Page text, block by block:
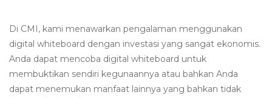
Di CMI, kami menawarkan pengalaman menggunakan
digital whiteboard dengan investasi yang sangat ekonomis.
Anda dapat mencoba digital whiteboard untuk
membuktikan sendiri kegunaannya atau bahkan Anda
dapat menemukan manfaat lainnya yang bahkan tidak